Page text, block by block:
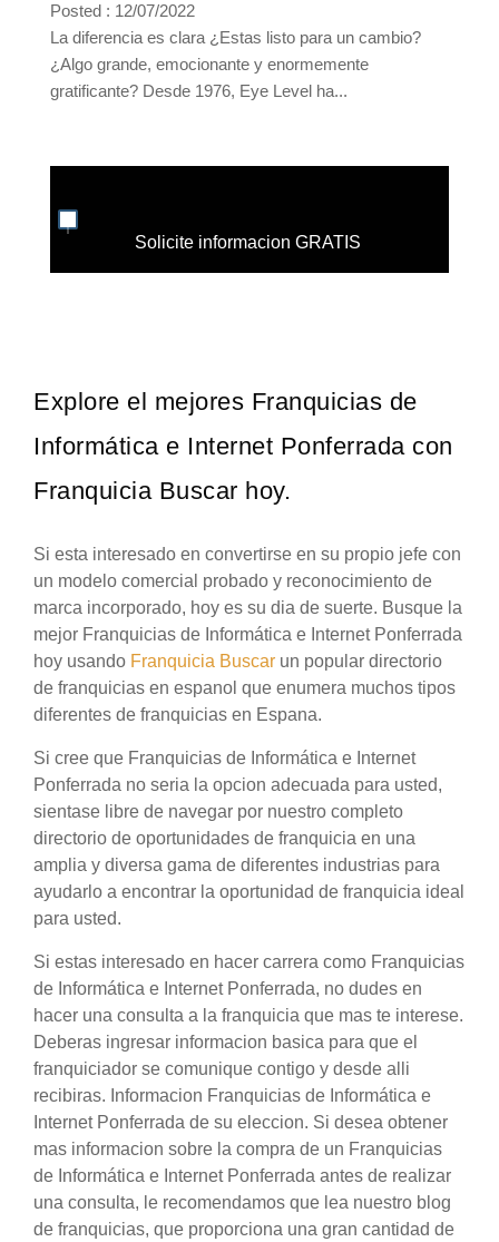
Posted : 12/07/2022
La diferencia es clara ¿Estas listo para un cambio?
¿Algo grande, emocionante y enormemente
gratificante? Desde 1976, Eye Level ha...
Solicite informacion GRATIS
Explore el mejores Franquicias de
Informática e Internet Ponferrada con
Franquicia Buscar hoy.
Si esta interesado en convertirse en su propio jefe con
un modelo comercial probado y reconocimiento de
marca incorporado, hoy es su dia de suerte. Busque la
mejor Franquicias de Informática e Internet Ponferrada
hoy usando Franquicia Buscar un popular directorio
de franquicias en espanol que enumera muchos tipos
diferentes de franquicias en Espana.
Si cree que Franquicias de Informática e Internet
Ponferrada no seria la opcion adecuada para usted,
sientase libre de navegar por nuestro completo
directorio de oportunidades de franquicia en una
amplia y diversa gama de diferentes industrias para
ayudarlo a encontrar la oportunidad de franquicia ideal
para usted.
Si estas interesado en hacer carrera como Franquicias
de Informática e Internet Ponferrada, no dudes en
hacer una consulta a la franquicia que mas te interese.
Deberas ingresar informacion basica para que el
franquiciador se comunique contigo y desde alli
recibiras. Informacion Franquicias de Informática e
Internet Ponferrada de su eleccion. Si desea obtener
mas informacion sobre la compra de un Franquicias
de Informática e Internet Ponferrada antes de realizar
una consulta, le recomendamos que lea nuestro blog
de franquicias, que proporciona una gran cantidad de